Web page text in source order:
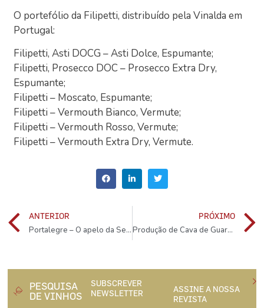
O portefólio da Filipetti, distribuído pela Vinalda em
Portugal:
Filipetti, Asti DOCG – Asti Dolce, Espumante;
Filipetti, Prosecco DOC – Prosecco Extra Dry,
Espumante;
Filipetti – Moscato, Espumante;
Filipetti – Vermouth Bianco, Vermute;
Filipetti – Vermouth Rosso, Vermute;
Filipetti – Vermouth Extra Dry, Vermute.
ANTERIOR
Portalegre – O apelo da Serra
PRÓXIMO
Produção de Cava de Guarda Superior será 100% biológica até 2025
PESQUISA
DE VINHOS
SUBSCREVER
NEWSLETTER
ASSINE A NOSSA
REVISTA